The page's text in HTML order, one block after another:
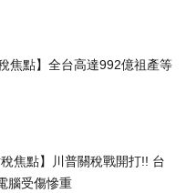
焦點】全台高達992億祖產等
焦點】川普關稅戰開打!! 台
腦受傷慘重